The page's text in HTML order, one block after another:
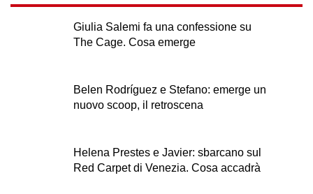
Giulia Salemi fa una confessione su
The Cage. Cosa emerge
Belen Rodríguez e Stefano: emerge un
nuovo scoop, il retroscena
Helena Prestes e Javier: sbarcano sul
Red Carpet di Venezia. Cosa accadrà